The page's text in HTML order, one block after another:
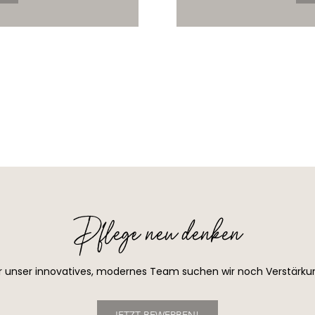
Pflege neu denken
unser innovatives, modernes Team suchen wir noch